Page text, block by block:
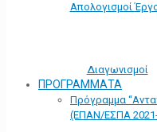
Απολογισμοί
Διαγωνισμοί
ΠΡΟΓΡΑΜΜΑΤΑ
Πρόγραμμα
(ΕΠΑΝ/ΕΣΠΑ